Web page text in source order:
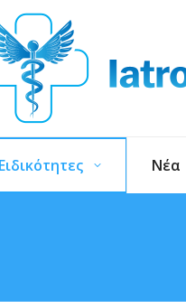
Ειδικότητες Νέα